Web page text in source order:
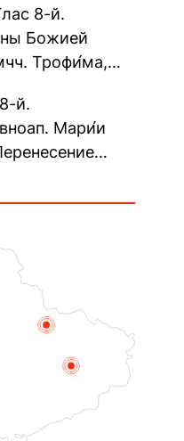
8-й.
Божией
Трофи́ма,
прав.
й.
Мари́и
Прп.